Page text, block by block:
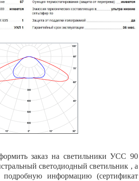
заказ на светильники УСС 90
светодиодный светильник , а
подробную информацию (сертификат